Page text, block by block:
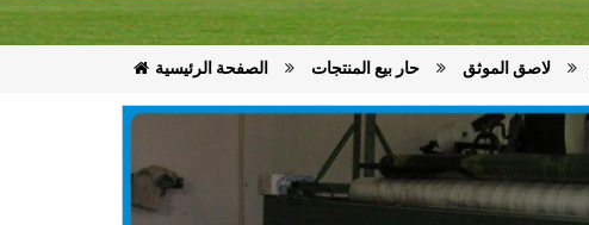
الصفحة الرئيسية حار بيع المنتجات لاصق الموثق